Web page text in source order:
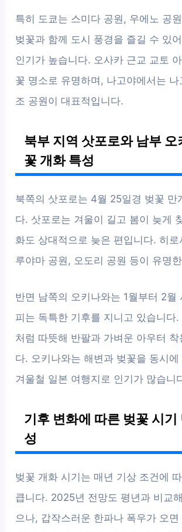
특히 도쿄는 스미다 공원, 우에노 공
벚꽃과 함께 도시 풍경을 즐길 수 있
인기가 높습니다. 오사카 근교 교토
꽃 명소로 유명하며, 나고야에서는 나
조 공원이 대표적입니다.
북부 지역 삿포로와 남부 오
꽃 개화 특성
북쪽의 삿포로는 4월 25일경 벚꽃 만
다. 삿포로는 겨울이 길고 봄이 늦게
화도 상대적으로 늦은 편입니다. 히
루야마 공원, 오도리 공원 등이 유명
반면 남쪽의 오키나와는 1월부터 2월
피는 독특한 기후를 지니고 있습니다
처럼 따뜻해 반팔과 가벼운 아우터 착
다. 오키나와는 해변과 벚꽃을 동시에
겨울철 일본 여행지로 인기가 많습니
기후 변화에 따른 벚꽃 시기
성
벚꽃 개화 시기는 매년 기상 조건에
큽니다. 2025년 전망도 평년과 비교
으나, 갑작스러운 한파나 폭우가 오